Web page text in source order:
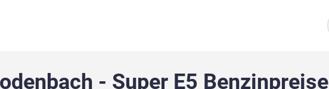
- Super E5 Benzinpreise